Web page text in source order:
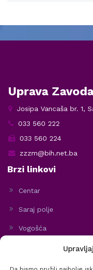
Uprava
Josipa Vancaša br. 1,
033 560 222
033 560 224
zzzm@bih.net.ba
Brzi linkovi
Centar
Saraj polje
Vogošća
Politika kolačića